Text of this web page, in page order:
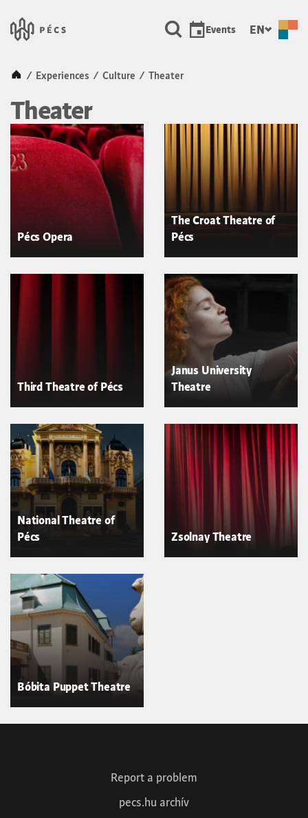
Városunk &#8211; Pécs, a
Events EN
Kezdőlap
/ Experiences / Culture / Theater
Theater
Pécs Opera
The Croat Theatre of
Pécs
Third Theatre of Pécs
Janus University
Theatre
National Theatre of
Pécs
Zsolnay Theatre
Bóbita Puppet Theatre
Report a problem
pecs.hu archív